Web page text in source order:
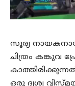
സൂര്യ
ചിത്രം കങ്കുവ
ഒരു ദൃശ്യ